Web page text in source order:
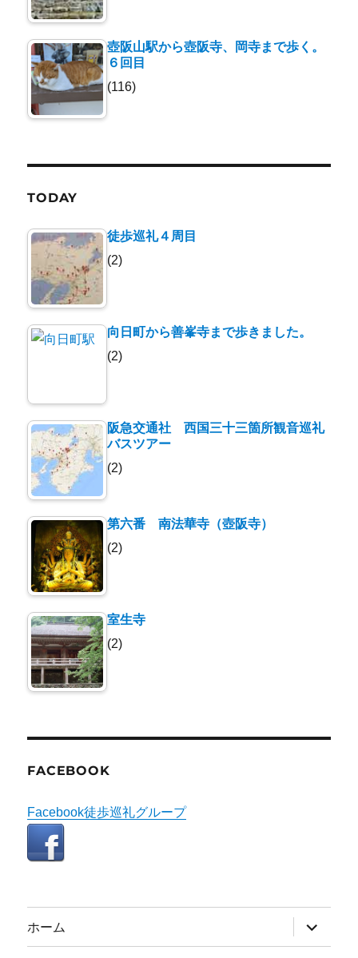
壺阪山駅から壺阪寺、岡寺まで歩く。
６回目
(116)
TODAY
徒歩巡礼４周目
(2)
向日町から善峯寺まで歩きました。
(2)
阪急交通社 西国三十三箇所観音巡礼
バスツアー
(2)
第六番 南法華寺（壺阪寺）
(2)
室生寺
(2)
FACEBOOK
Facebook徒歩巡礼グループ
ホーム
ブ
メ